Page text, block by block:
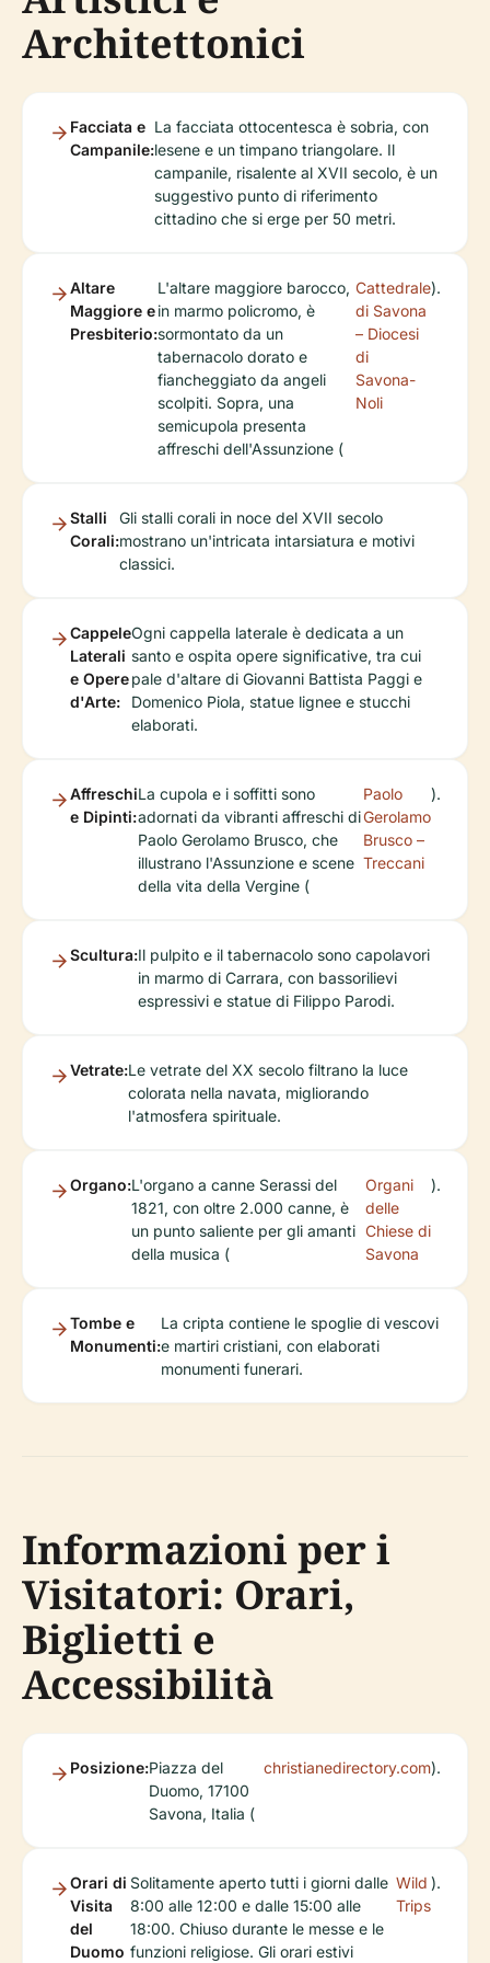
Architettonici
Facciata e
Campanile:
La facciata ottocentesca è sobria, con
lesene e un timpano triangolare. Il
campanile, risalente al XVII secolo, è un
suggestivo punto di riferimento
cittadino che si erge per 50 metri.
Altare
Maggiore e
Presbiterio:
L'altare maggiore barocco,
in marmo policromo, è
sormontato da un
tabernacolo dorato e
fiancheggiato da angeli
scolpiti. Sopra, una
semicupola presenta
affreschi dell'Assunzione (
Cattedrale
di Savona
– Diocesi
di
Savona-
Noli
).
Stalli
Corali:
Gli stalli corali in noce del XVII secolo
mostrano un'intricata intarsiatura e motivi
classici.
Cappele
Laterali
e Opere
d'Arte:
Ogni cappella laterale è dedicata a un
santo e ospita opere significative, tra cui
pale d'altare di Giovanni Battista Paggi e
Domenico Piola, statue lignee e stucchi
elaborati.
Affreschi
e Dipinti:
La cupola e i soffitti sono
adornati da vibranti affreschi di
Paolo Gerolamo Brusco, che
illustrano l'Assunzione e scene
della vita della Vergine (
Paolo
Gerolamo
Brusco –
Treccani
).
Scultura:Il pulpito e il tabernacolo sono capolavori
in marmo di Carrara, con bassorilievi
espressivi e statue di Filippo Parodi.
Vetrate:Le vetrate del XX secolo filtrano la luce
colorata nella navata, migliorando
l'atmosfera spirituale.
Organo:L'organo a canne Serassi del
1821, con oltre 2.000 canne, è
un punto saliente per gli amanti
della musica (
Organi
delle
Chiese di
Savona
).
Tombe e
Monumenti:
La cripta contiene le spoglie di vescovi
e martiri cristiani, con elaborati
monumenti funerari.
Informazioni per i
Visitatori: Orari,
Biglietti e
Accessibilità
Posizione:Piazza del
Duomo, 17100
Savona, Italia (
christianedirectory.com).
Orari di
Visita
del
Duomo
Solitamente aperto tutti i giorni dalle
8:00 alle 12:00 e dalle 15:00 alle
18:00. Chiuso durante le messe e le
funzioni religiose. Gli orari estivi
Wild
Trips
).